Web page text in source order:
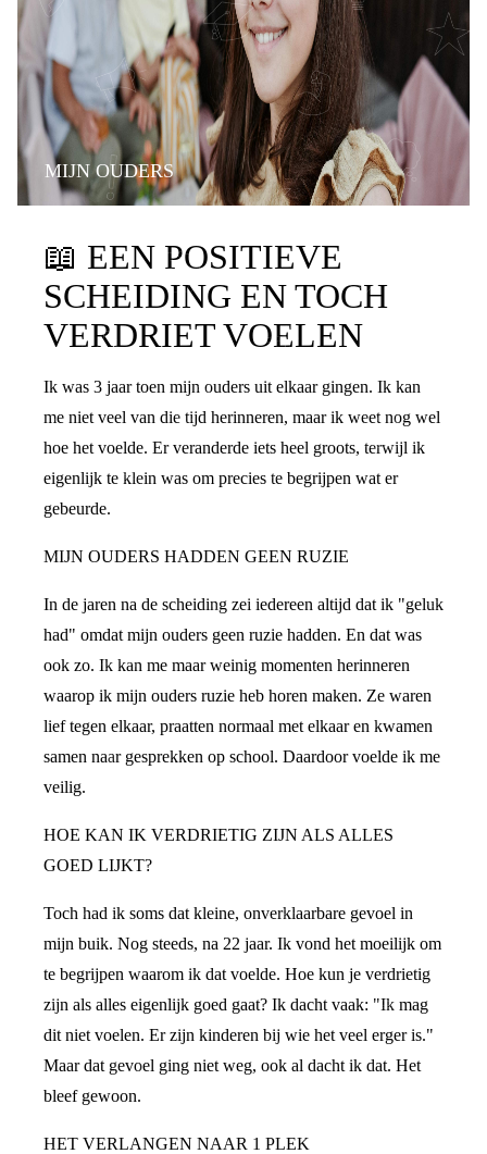
MIJN OUDERS
📖 EEN POSITIEVE
SCHEIDING EN TOCH
VERDRIET VOELEN
Ik was 3 jaar toen mijn ouders uit elkaar gingen. Ik kan
me niet veel van die tijd herinneren, maar ik weet nog wel
hoe het voelde. Er veranderde iets heel groots, terwijl ik
eigenlijk te klein was om precies te begrijpen wat er
gebeurde.
MIJN OUDERS HADDEN GEEN RUZIE
In de jaren na de scheiding zei iedereen altijd dat ik "geluk
had" omdat mijn ouders geen ruzie hadden. En dat was
ook zo. Ik kan me maar weinig momenten herinneren
waarop ik mijn ouders ruzie heb horen maken. Ze waren
lief tegen elkaar, praatten normaal met elkaar en kwamen
samen naar gesprekken op school. Daardoor voelde ik me
veilig.
HOE KAN IK VERDRIETIG ZIJN ALS ALLES
GOED LIJKT?
Toch had ik soms dat kleine, onverklaarbare gevoel in
mijn buik. Nog steeds, na 22 jaar. Ik vond het moeilijk om
te begrijpen waarom ik dat voelde. Hoe kun je verdrietig
zijn als alles eigenlijk goed gaat? Ik dacht vaak: "Ik mag
dit niet voelen. Er zijn kinderen bij wie het veel erger is."
Maar dat gevoel ging niet weg, ook al dacht ik dat. Het
bleef gewoon.
HET VERLANGEN NAAR 1 PLEK